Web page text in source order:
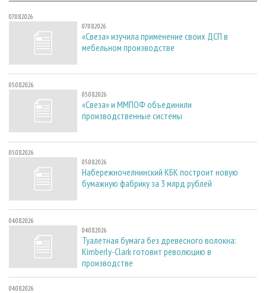
07.08.2026
07.08.2026
«Свеза» изучила применение своих ДСП в
мебельном производстве
05.08.2026
05.08.2026
«Свеза» и ММПОФ объединили
производственные системы
05.08.2026
05.08.2026
Набережночелнинский КБК построит новую
бумажную фабрику за 3 млрд рублей
04.08.2026
04.08.2026
Туалетная бумага без древесного волокна:
Kimberly-Clark готовит революцию в
производстве
04.08.2026